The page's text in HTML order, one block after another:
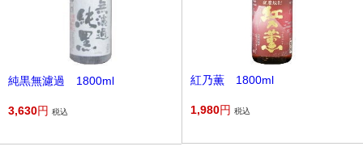
純黒無濾過 1800ml
3,630円 税込
紅乃薫 1800ml
1,980円 税込